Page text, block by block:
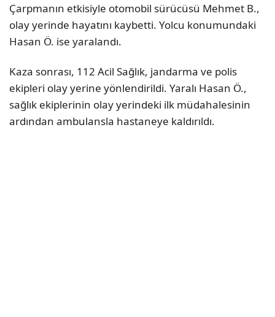
Çarpmanın etkisiyle otomobil sürücüsü Mehmet B.,
olay yerinde hayatını kaybetti. Yolcu konumundaki
Hasan Ö. ise yaralandı.
Kaza sonrası, 112 Acil Sağlık, jandarma ve polis
ekipleri olay yerine yönlendirildi. Yaralı Hasan Ö.,
sağlık ekiplerinin olay yerindeki ilk müdahalesinin
ardından ambulansla hastaneye kaldırıldı.